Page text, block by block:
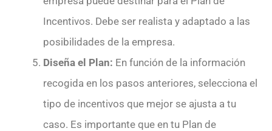
Incentivos. Debe ser realista y adaptado a las
posibilidades de la empresa.
Diseña el Plan: En función de la información
recogida en los pasos anteriores, selecciona el
tipo de incentivos que mejor se ajusta a tu
caso. Es importante que en tu Plan de